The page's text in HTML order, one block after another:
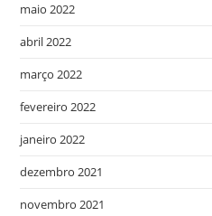
maio 2022
abril 2022
março 2022
fevereiro 2022
janeiro 2022
dezembro 2021
novembro 2021